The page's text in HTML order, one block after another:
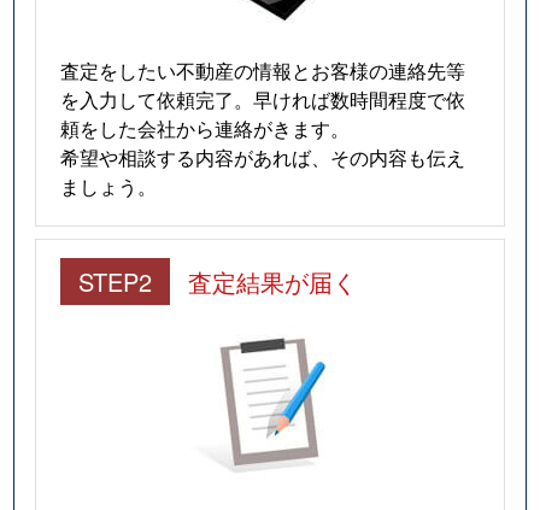
査定をしたい不動産の情報とお客様の連絡先等
を入力して依頼完了。早ければ数時間程度で依
頼をした会社から連絡がきます。
希望や相談する内容があれば、その内容も伝え
ましょう。
STEP2 査定結果が届く